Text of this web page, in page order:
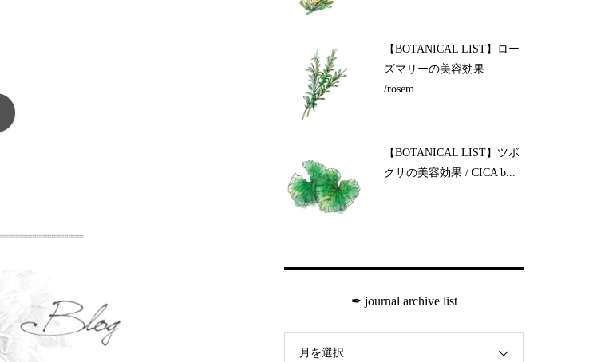
【BOTANICAL LIST】ロー
ズマリーの美容効果
/rosem...
【BOTANICAL LIST】ツボ
クサの美容効果 / CICA b...
✒︎ journal archive list
月を選択